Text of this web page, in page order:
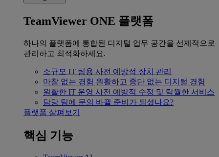
TeamViewer ONE 플랫폼
하나의 플랫폼에 통합된 디지털 업무 공간을 선제적으로
관리하고 최적화하세요.
소규모 IT 팀용 사전 예방적 장치 관리
마찰 없는 경험 원활하고 중단 없는 디지털 경험
원활한 IT 운영 사전 예방적 수정 및 탁월한 서비스
담당 팀에 문의 바뀔 준비가 되셨나요?
플랫폼 살펴보기
핵심 기능